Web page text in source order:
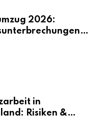
2026:
in
Risiken &